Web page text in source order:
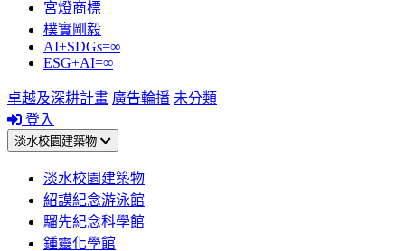
宮燈商標
樸實剛毅
AI+SDGs=∞
ESG+AI=∞
卓越及深耕計畫 廣告輪播 未分類
登入
淡水校園建築物
淡水校園建築物
紹謨紀念游泳館
騮先紀念科學館
鍾靈化學館